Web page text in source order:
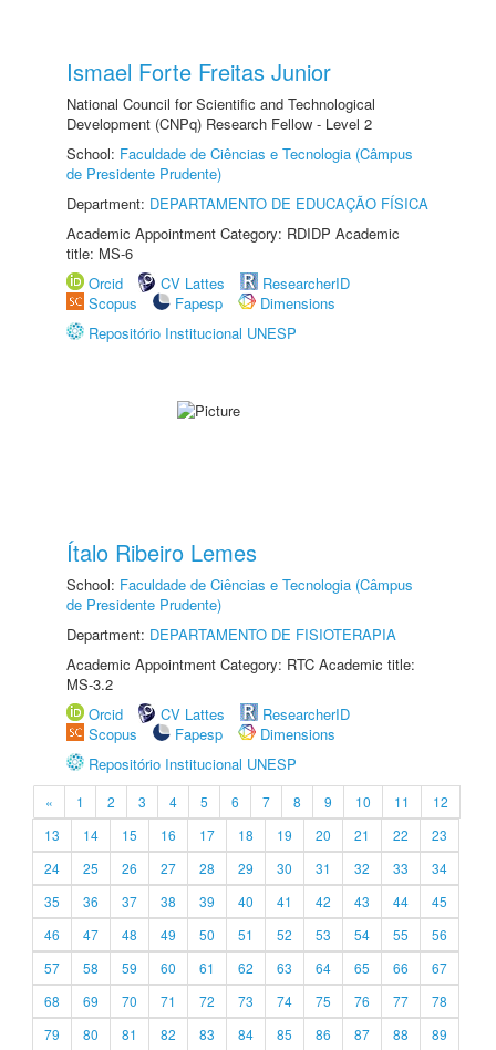
Ismael Forte Freitas Junior
National Council for Scientific and Technological
Development (CNPq) Research Fellow - Level 2
School: Faculdade de Ciências e Tecnologia (Câmpus
de Presidente Prudente)
Department: DEPARTAMENTO DE EDUCAÇÃO FÍSICA
Academic Appointment Category: RDIDP Academic
title: MS-6
Orcid
CV Lattes
ResearcherID
Scopus
Fapesp
Dimensions
Repositório Institucional UNESP
Ítalo Ribeiro Lemes
School: Faculdade de Ciências e Tecnologia (Câmpus
de Presidente Prudente)
Department: DEPARTAMENTO DE FISIOTERAPIA
Academic Appointment Category: RTC Academic title:
MS-3.2
Orcid
CV Lattes
ResearcherID
Scopus
Fapesp
Dimensions
Repositório Institucional UNESP
« 1 2 3 4 5 6 7 8 9 10 11
12
13
14 15 16 17 18 19 20 21 22
23
24
25 26 27 28 29 30 31 32 33
34
35
36 37 38 39 40 41 42 43 44
45
46
47 48 49 50 51 52 53 54 55
56
57
58 59 60 61 62 63 64 65 66
67
68
69 70 71 72 73 74 75 76 77
78
79
80 81 82 83 84 85 86 87 88
89